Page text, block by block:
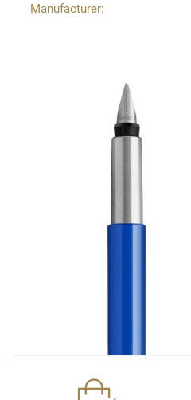
Manufacturer: